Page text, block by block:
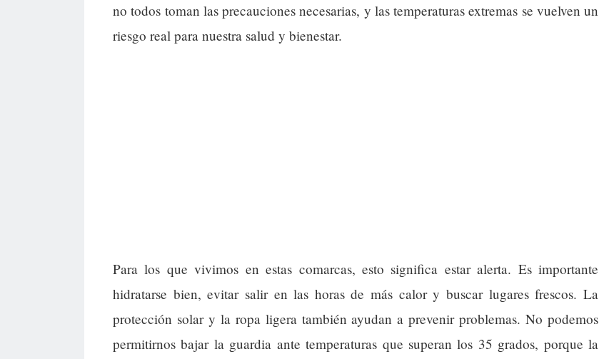
no todos toman las precauciones necesarias, y las temperaturas extremas se vuelven un
riesgo real para nuestra salud y bienestar.
Para los que vivimos en estas comarcas, esto significa estar alerta. Es importante
hidratarse bien, evitar salir en las horas de más calor y buscar lugares frescos. La
protección solar y la ropa ligera también ayudan a prevenir problemas. No podemos
permitirnos bajar la guardia ante temperaturas que superan los 35 grados, porque la